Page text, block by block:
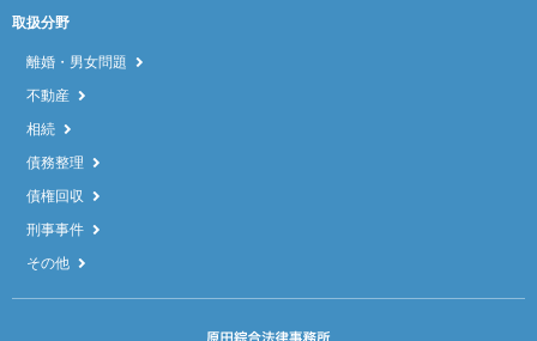
取扱分野
離婚・男女問題
不動産
相続
債務整理
債権回収
刑事事件
その他